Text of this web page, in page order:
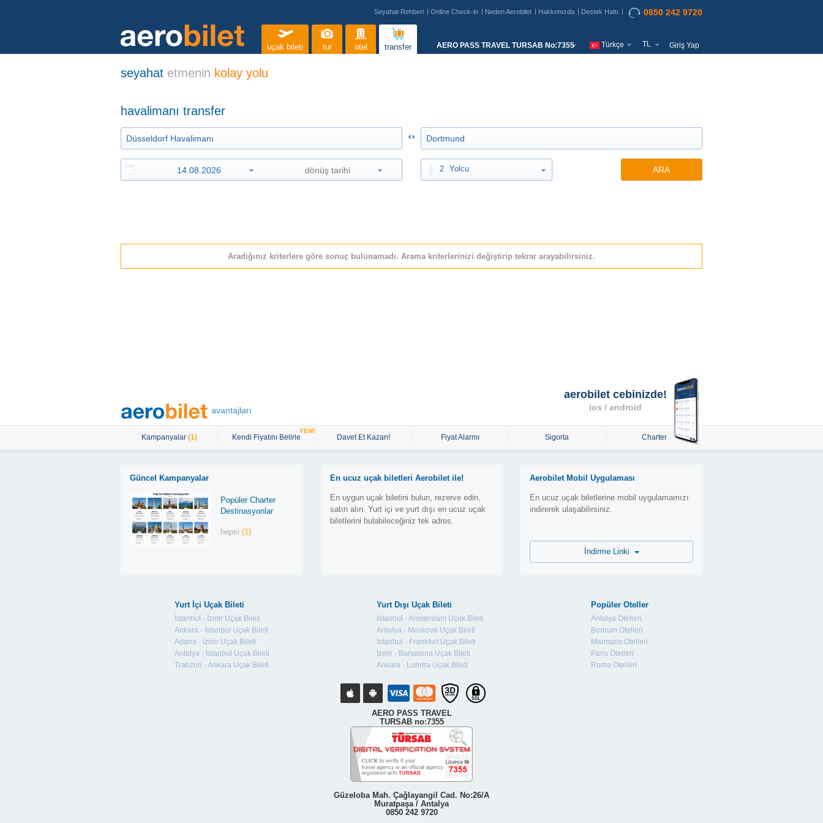
Seyahat Rehberi Online Check-in Neden Aerobilet Hakkımızda Destek Hattı 0850 242 9720
uçak bileti tur otel transfer AERO PASS TRAVEL TURSAB No:7355 Türkçe TL Giriş Yap
seyahat etmenin kolay yolu
havalimanı transfer
2 Yolcu ARA
Aradığınız kriterlere göre sonuç bulunamadı. Arama kriterlerinizi değiştirip tekrar arayabilirsiniz.
avantajları
Kampanyalar (1) Kendi Fiyatını Belirle
YENİ!
Davet Et Kazan! Fiyat Alarmı Sigorta Charter
Güncel Kampanyalar
Popüler Charter
Destinasyonlar
hepsi(1)
En ucuz uçak biletleri Aerobilet ile!
En uygun uçak biletini bulun, rezerve edin,
satın alın. Yurt içi ve yurt dışı en ucuz uçak
biletlerini bulabileceğiniz tek adres.
aerobilet cebinizde!
ios / android
Aerobilet Mobil Uygulaması
En ucuz uçak biletlerine mobil uygulamamızı
indirerek ulaşabilirsiniz.
Yurt İçi Uçak Bileti
İstanbul - İzmir Uçak Bileti
Ankara - İstanbul Uçak Bileti
Adana - İzmir Uçak Bileti
Antalya - İstanbul Uçak Bileti
Trabzon - Ankara Uçak Bileti
Yurt Dışı Uçak Bileti
İstanbul - Amsterdam Uçak Bileti
Antalya - Moskova Uçak Bileti
İstanbul - Frankfurt Uçak Bileti
İzmir - Barselona Uçak Bileti
Ankara - Londra Uçak Bileti
Popüler Oteller
Antalya Otelleri
Bodrum Otelleri
Marmaris Otelleri
Paris Otelleri
Roma Otelleri
AERO PASS TRAVEL
TURSAB no:7355
Güzeloba Mah. Çağlayangil Cad. No:26/A
Muratpaşa / Antalya
0850 242 9720